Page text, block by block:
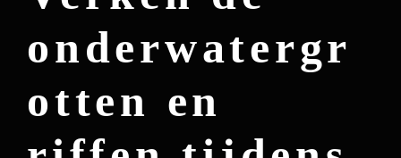
onderwatergr
otten en